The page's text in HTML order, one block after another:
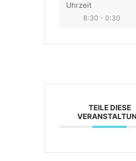
Uhrzeit
8:30 - 0:30
TEILE DIESE